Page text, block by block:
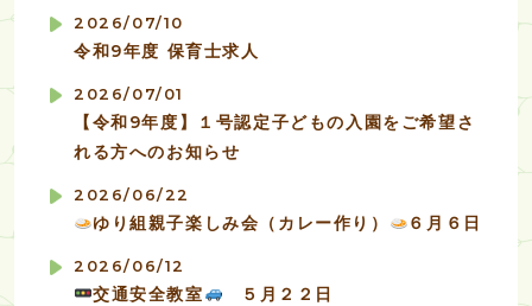
2026/07/10
令和9年度 保育士求人
2026/07/01
【令和9年度】１号認定子どもの入園をご希望さ
れる方へのお知らせ
2026/06/22
ゆり組親子楽しみ会（カレー作り） ６月６日
2026/06/12
交通安全教室 ５月２２日